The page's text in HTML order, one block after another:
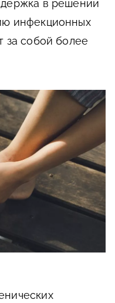
в решении
инфекционных
за собой более